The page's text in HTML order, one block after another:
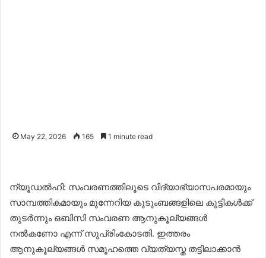
May 22, 2026 165 1 minute read
ന്യൂഡൽഹി: സംവരണത്തിലൂടെ വിദ്യാഭ്യാസപരമായും
സാമ്പത്തികമായും മുന്നേറിയ കുടുംബങ്ങളിലെ കുട്ടികൾക്ക്
തുടർന്നും ഒബിസി സംവരണ ആനുകൂല്യങ്ങൾ
നൽകണോ എന്ന് സുപ്രിംകോടതി. ഇത്തരം
ആനുകൂല്യങ്ങൾ സമൂഹത്തെ വ്യത്യസ്ത തട്ടിലാക്കാൻ